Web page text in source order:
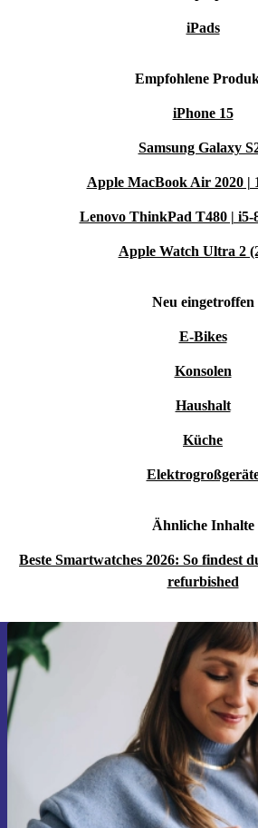
iPads
Empfohlene
iPhone 15
Samsung Galaxy
Apple MacBook Air 2020 |
Lenovo ThinkPad T480 | i5-
Apple Watch Ultra 2
Neu eingetroffen
E-Bikes
Konsolen
Haushalt
Küche
Ähnliche Inhalte
Beste Smartwatches 2026: So findest
refurbished
Erstmals zum
15 € sparen!
Verpasse kein Angebot
Gutschein